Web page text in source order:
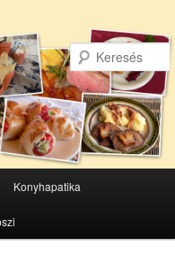
Konyhapatika